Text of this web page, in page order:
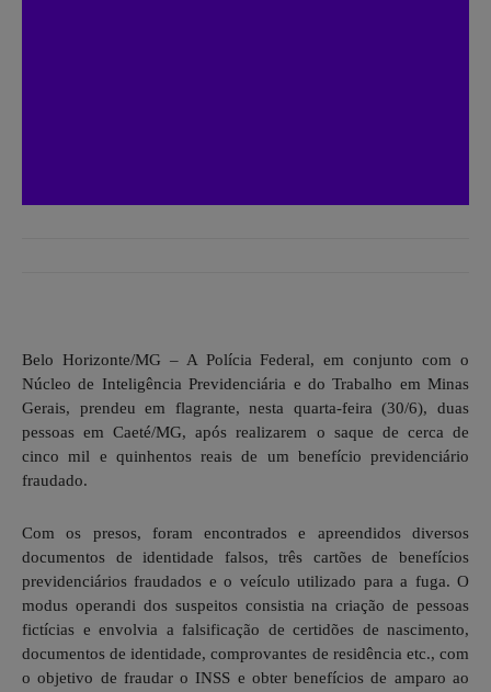
Belo Horizonte/MG – A Polícia Federal, em conjunto com o
Núcleo de Inteligência Previdenciária e do Trabalho em Minas
Gerais, prendeu em flagrante, nesta quarta-feira (30/6), duas
pessoas em Caeté/MG, após realizarem o saque de cerca de
cinco mil e quinhentos reais de um benefício previdenciário
fraudado.
Com os presos, foram encontrados e apreendidos diversos
documentos de identidade falsos, três cartões de benefícios
previdenciários fraudados e o veículo utilizado para a fuga. O
modus operandi dos suspeitos consistia na criação de pessoas
fictícias e envolvia a falsificação de certidões de nascimento,
documentos de identidade, comprovantes de residência etc., com
o objetivo de fraudar o INSS e obter benefícios de amparo ao